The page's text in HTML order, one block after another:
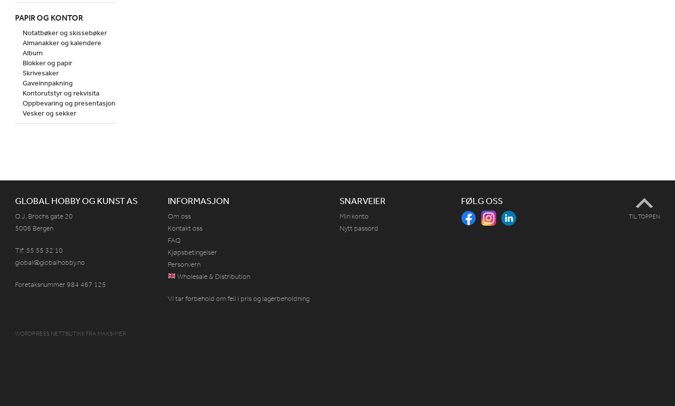
PAPIR OG KONTOR
Notatbøker og skissebøker
Almanakker og kalendere
Album
Blokker og papir
Skrivesaker
Gaveinnpakning
Kontorutstyr og rekvisita
Oppbevaring og presentasjon
Vesker og sekker
GLOBAL HOBBY OG KUNST AS
O.J. Brochs gate 20
5006 Bergen
Tlf: 55 55 32 10
global@globalhobby.no
Foretaksnummer 984 467 125
INFORMASJON
Om oss
Kontakt oss
FAQ
Kjøpsbetingelser
Personvern
Wholesale & Distribution
Vi tar forbehold om feil i pris og lagerbeholdning
SNARVEIER
Min konto
Nytt passord
FØLG OSS
TIL TOPPEN
WORDPRESS NETTBUTIKK FRA MAKSIMER